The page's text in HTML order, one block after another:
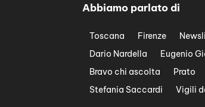
Abbiamo parlato di
Toscana Firenze
Dario Nardella
Eugenio
Bravo chi ascolta
Prato
Stefania Saccardi
Vigili